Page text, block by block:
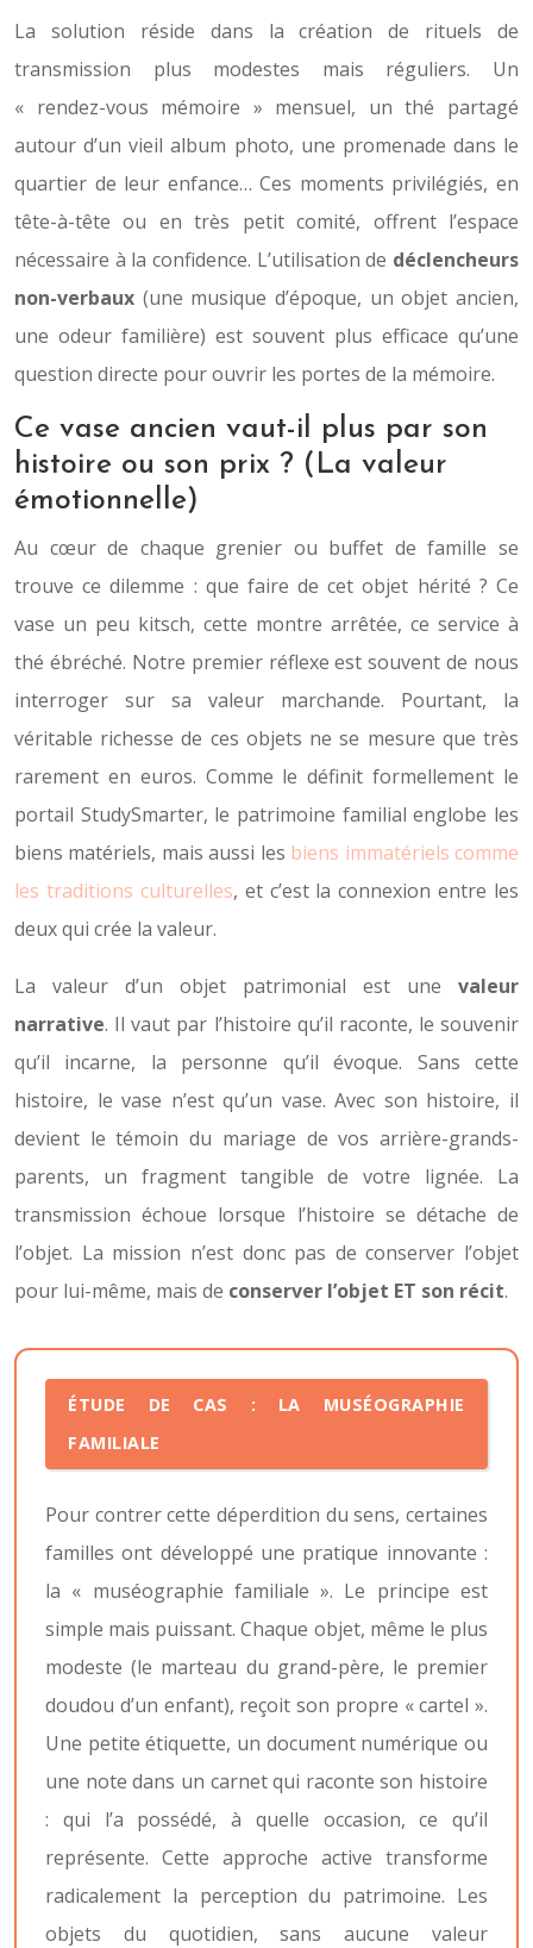
La solution réside dans la création de rituels de
transmission plus modestes mais réguliers. Un
« rendez-vous mémoire » mensuel, un thé partagé
autour d’un vieil album photo, une promenade dans le
quartier de leur enfance… Ces moments privilégiés, en
tête-à-tête ou en très petit comité, offrent l’espace
nécessaire à la confidence. L’utilisation de déclencheurs
non-verbaux (une musique d’époque, un objet ancien,
une odeur familière) est souvent plus efficace qu’une
question directe pour ouvrir les portes de la mémoire.
Ce vase ancien vaut-il plus par son
histoire ou son prix ? (La valeur
émotionnelle)
Au cœur de chaque grenier ou buffet de famille se
trouve ce dilemme : que faire de cet objet hérité ? Ce
vase un peu kitsch, cette montre arrêtée, ce service à
thé ébréché. Notre premier réflexe est souvent de nous
interroger sur sa valeur marchande. Pourtant, la
véritable richesse de ces objets ne se mesure que très
rarement en euros. Comme le définit formellement le
portail StudySmarter, le patrimoine familial englobe les
biens matériels, mais aussi les biens immatériels comme
les traditions culturelles, et c’est la connexion entre les
deux qui crée la valeur.
La valeur d’un objet patrimonial est une valeur
narrative. Il vaut par l’histoire qu’il raconte, le souvenir
qu’il incarne, la personne qu’il évoque. Sans cette
histoire, le vase n’est qu’un vase. Avec son histoire, il
devient le témoin du mariage de vos arrière-grands-
parents, un fragment tangible de votre lignée. La
transmission échoue lorsque l’histoire se détache de
l’objet. La mission n’est donc pas de conserver l’objet
pour lui-même, mais de conserver l’objet ET son récit.
ÉTUDE DE CAS : LA MUSÉOGRAPHIE
FAMILIALE
Pour contrer cette déperdition du sens, certaines
familles ont développé une pratique innovante :
la « muséographie familiale ». Le principe est
simple mais puissant. Chaque objet, même le plus
modeste (le marteau du grand-père, le premier
doudou d’un enfant), reçoit son propre « cartel ».
Une petite étiquette, un document numérique ou
une note dans un carnet qui raconte son histoire
: qui l’a possédé, à quelle occasion, ce qu’il
représente. Cette approche active transforme
radicalement la perception du patrimoine. Les
objets du quotidien, sans aucune valeur